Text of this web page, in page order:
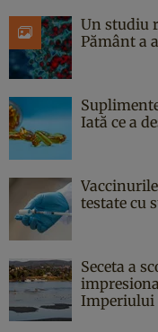
Un studiu
Pământ a
Iată ce a
testate cu
Seceta a
Imperiului